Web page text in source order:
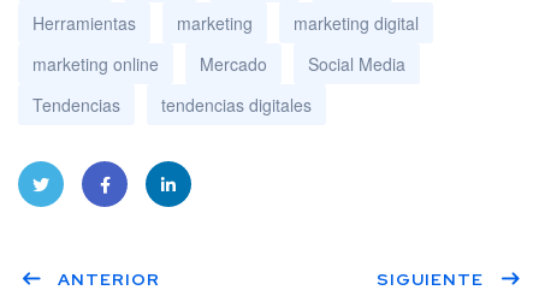
Herramientas
marketing
marketing digital
marketing online
Mercado
Social Media
Tendencias
tendencias digitales
er book dIn
ANTERIOR SIGUIENTE